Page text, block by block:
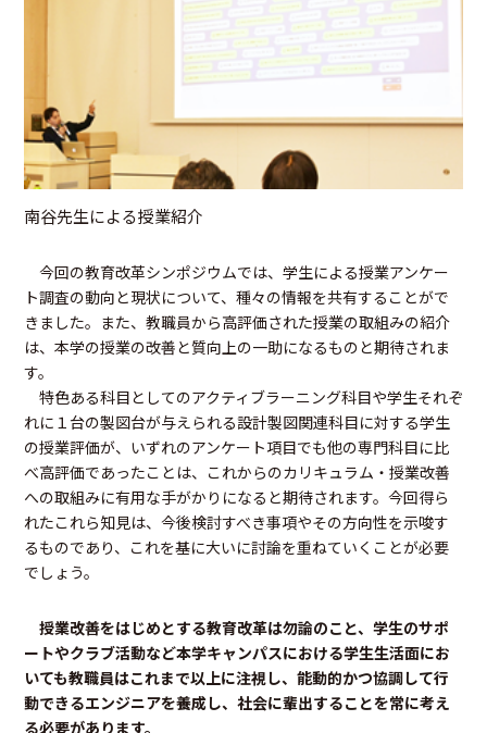
南谷先生による授業紹介
今回の教育改革シンポジウムでは、学生による授業アンケー
ト調査の動向と現状について、種々の情報を共有することがで
きました。また、教職員から高評価された授業の取組みの紹介
は、本学の授業の改善と質向上の一助になるものと期待されま
す。
特色ある科目としてのアクティブラーニング科目や学生それぞ
れに１台の製図台が与えられる設計製図関連科目に対する学生
の授業評価が、いずれのアンケート項目でも他の専門科目に比
べ高評価であったことは、これからのカリキュラム・授業改善
への取組みに有用な手がかりになると期待されます。今回得ら
れたこれら知見は、今後検討すべき事項やその方向性を示唆す
るものであり、これを基に大いに討論を重ねていくことが必要
でしょう。
授業改善をはじめとする教育改革は勿論のこと、学生のサポ
ートやクラブ活動など本学キャンパスにおける学生生活面にお
いても教職員はこれまで以上に注視し、能動的かつ協調して行
動できるエンジニアを養成し、社会に輩出することを常に考え
る必要があります。